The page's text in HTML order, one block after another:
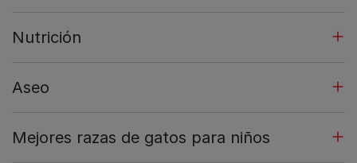
Nutrición
Aseo
Mejores razas de gatos para niños